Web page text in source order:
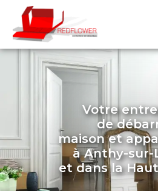
Votre
de
maison et
à Anthy-sur-
et dansla